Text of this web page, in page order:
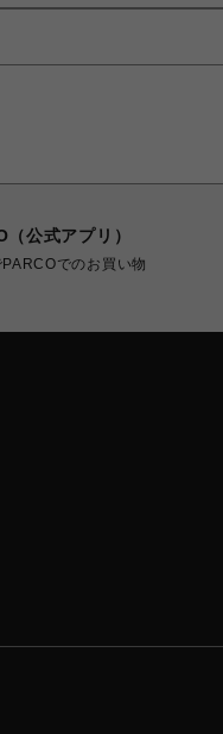
公式アプリ）
でのお買い物